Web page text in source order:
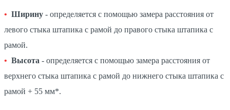
Ширину - определяется с помощью замера расстояния от
левого стыка штапика с рамой до правого стыка штапика с
рамой.
Высота - определяется с помощью замера расстояния от
верхнего стыка штапика с рамой до нижнего стыка штапика с
рамой + 55 мм*.